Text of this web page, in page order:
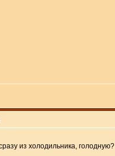
из холодильника, голодную?